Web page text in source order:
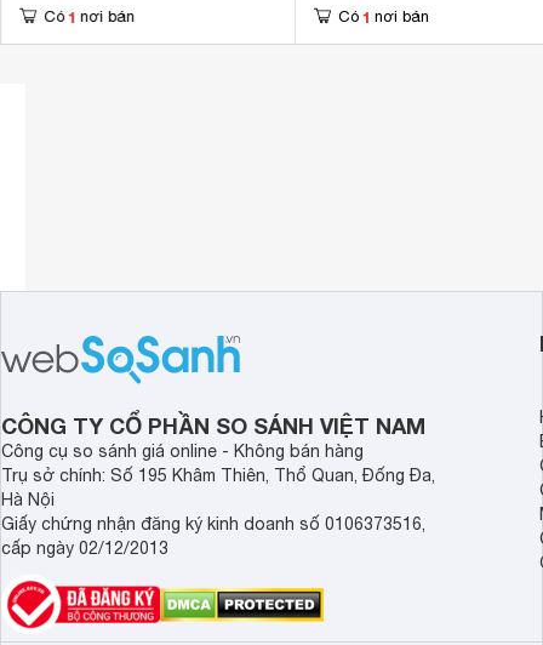
Có 1 nơi bán Có 1 nơi bán
CÔNG TY CỔ PHẦN SO SÁNH VIỆT NAM
Công cụ so sánh giá online - Không bán hàng
Trụ sở chính: Số 195 Khâm Thiên, Thổ Quan, Đống Đa,
Hà Nội
Giấy chứng nhận đăng ký kinh doanh số 0106373516,
cấp ngày 02/12/2013